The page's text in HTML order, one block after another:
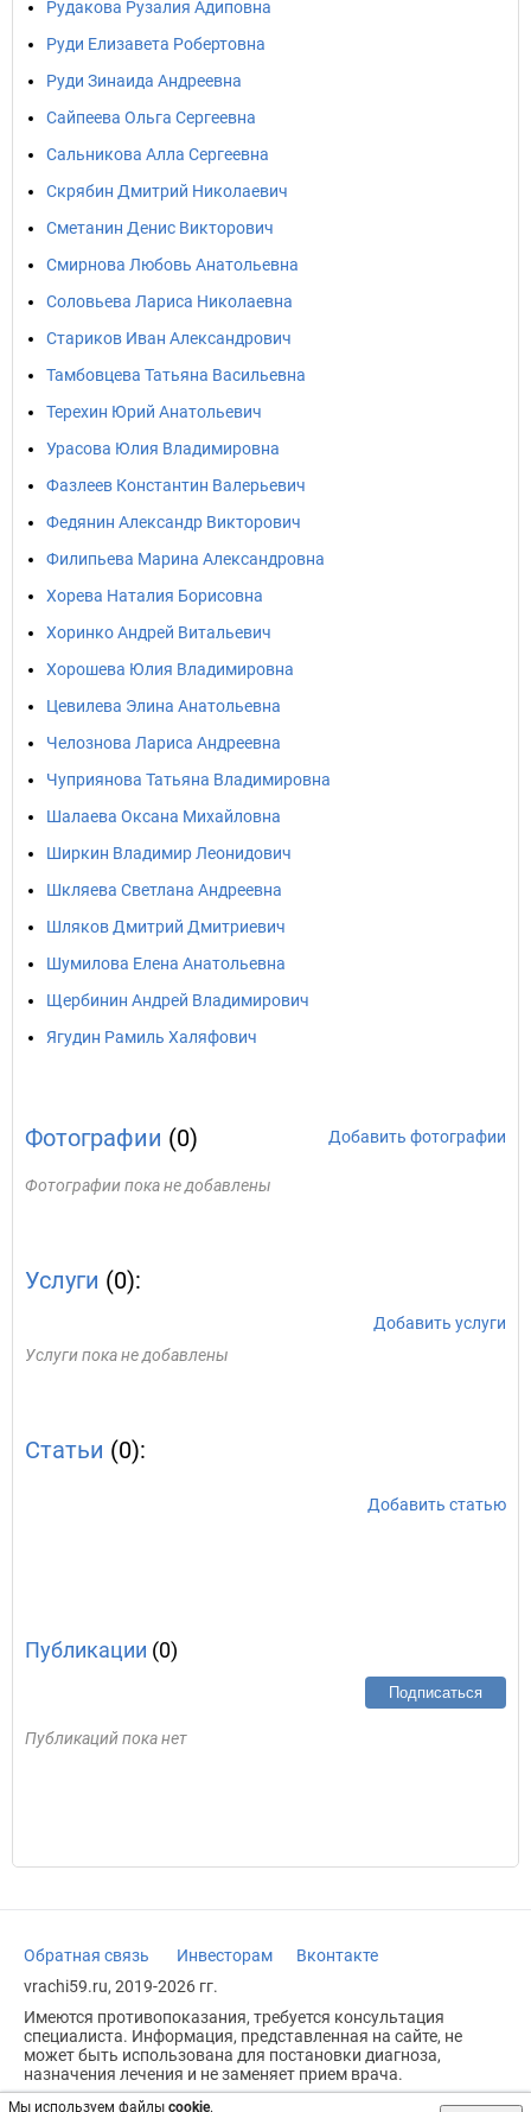
Мы используем файлы cookie.
Рудакова Рузалия Адиповна
Руди Елизавета Робертовна
Руди Зинаида Андреевна
Сайпеева Ольга Сергеевна
Сальникова Алла Сергеевна
Скрябин Дмитрий Николаевич
Сметанин Денис Викторович
Смирнова Любовь Анатольевна
Соловьева Лариса Николаевна
Стариков Иван Александрович
Тамбовцева Татьяна Васильевна
Терехин Юрий Анатольевич
Урасова Юлия Владимировна
Фазлеев Константин Валерьевич
Федянин Александр Викторович
Филипьева Марина Александровна
Хорева Наталия Борисовна
Хоринко Андрей Витальевич
Хорошева Юлия Владимировна
Цевилева Элина Анатольевна
Челознова Лариса Андреевна
Чуприянова Татьяна Владимировна
Шалаева Оксана Михайловна
Ширкин Владимир Леонидович
Шкляева Светлана Андреевна
Шляков Дмитрий Дмитриевич
Шумилова Елена Анатольевна
Щербинин Андрей Владимирович
Ягудин Рамиль Халяфович
Фотографии (0) Добавить фотографии
Фотографии пока не добавлены
Услуги (0):
Добавить услуги
Услуги пока не добавлены
Статьи (0):
Добавить статью
Публикации (0)
Подписаться
Публикаций пока нет
Обратная связь Инвесторам
Вконтакте
vrachi59.ru, 2019-2026 гг.
Имеются противопоказания, требуется консультация
специалиста. Информация, представленная на сайте, не
может быть использована для постановки диагноза,
назначения лечения и не заменяет прием врача.
Возрастное ограничение: 18+